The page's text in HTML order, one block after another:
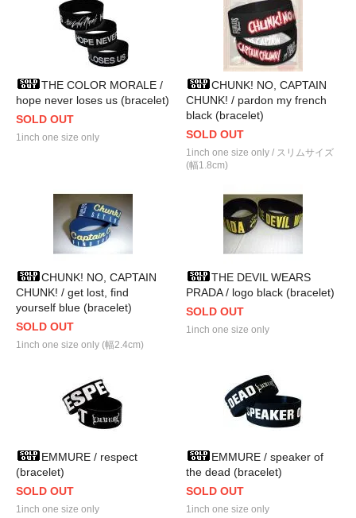
THE COLOR MORALE /
hope never loses us (bracelet)
SOLD OUT
1inch one size only
CHUNK! NO, CAPTAIN
CHUNK! / pardon my french
black (bracelet)
SOLD OUT
1inch one size only / スリムサイズ
(幅1.8cm)
CHUNK! NO, CAPTAIN
CHUNK! / get lost, find
yourself blue (bracelet)
SOLD OUT
1inch one size only (幅2.4cm)
THE DEVIL WEARS
PRADA / logo black (bracelet)
SOLD OUT
1inch one size only
EMMURE / respect
(bracelet)
SOLD OUT
1inch one size only
EMMURE / speaker of
the dead (bracelet)
SOLD OUT
1inch one size only